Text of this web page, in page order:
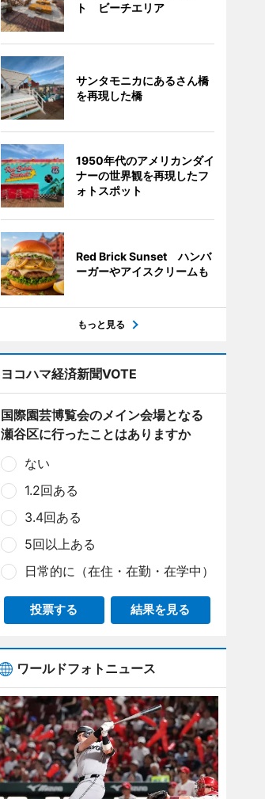
ト ビーチエリア
サンタモニカにあるさん橋
を再現した橋
1950年代のアメリカンダイ
ナーの世界観を再現したフ
ォトスポット
Red Brick Sunset ハンバ
ーガーやアイスクリームも
もっと見る
ヨコハマ経済新聞VOTE
国際園芸博覧会のメイン会場となる
瀬谷区に行ったことはありますか
ない
1.2回ある
3.4回ある
5回以上ある
日常的に（在住・在勤・在学中）
投票する 結果を見る
ワールドフォトニュース